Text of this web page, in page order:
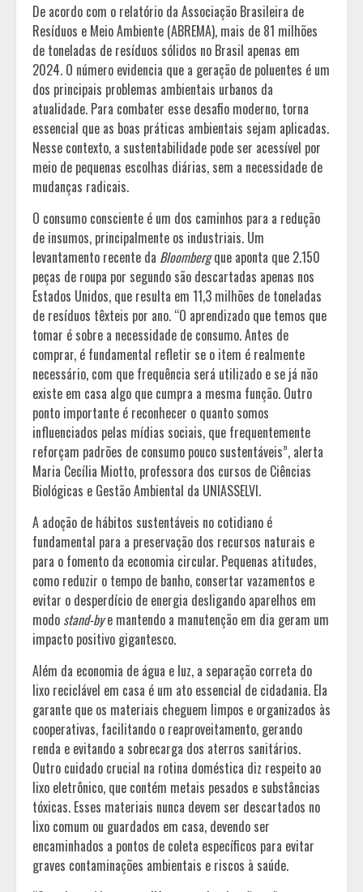
De acordo com o relatório da Associação Brasileira de
Resíduos e Meio Ambiente (ABREMA), mais de 81 milhões
de toneladas de resíduos sólidos no Brasil apenas em
2024. O número evidencia que a geração de poluentes é um
dos principais problemas ambientais urbanos da
atualidade. Para combater esse desafio moderno, torna
essencial que as boas práticas ambientais sejam aplicadas.
Nesse contexto, a sustentabilidade pode ser acessível por
meio de pequenas escolhas diárias, sem a necessidade de
mudanças radicais.
O consumo consciente é um dos caminhos para a redução
de insumos, principalmente os industriais. Um
levantamento recente da Bloombergque aponta que 2.150
peças de roupa por segundo são descartadas apenas nos
Estados Unidos, que resulta em 11,3 milhões de toneladas
de resíduos têxteis por ano. “O aprendizado que temos que
tomar é sobre a necessidade de consumo. Antes de
comprar, é fundamental refletir se o item é realmente
necessário, com que frequência será utilizado e se já não
existe em casa algo que cumpra a mesma função. Outro
ponto importante é reconhecer o quanto somos
influenciados pelas mídias sociais, que frequentemente
reforçam padrões de consumo pouco sustentáveis”, alerta
Maria Cecília Miotto, professora dos cursos de Ciências
Biológicas e Gestão Ambiental da UNIASSELVI.
A adoção de hábitos sustentáveis no cotidiano é
fundamental para a preservação dos recursos naturais e
para o fomento da economia circular. Pequenas atitudes,
como reduzir o tempo de banho, consertar vazamentos e
evitar o desperdício de energia desligando aparelhos em
modo stand-bye mantendo a manutenção em dia geram um
impacto positivo gigantesco.
Além da economia de água e luz, a separação correta do
lixo reciclável em casa é um ato essencial de cidadania. Ela
garante que os materiais cheguem limpos e organizados às
cooperativas, facilitando o reaproveitamento, gerando
renda e evitando a sobrecarga dos aterros sanitários.
Outro cuidado crucial na rotina doméstica diz respeito ao
lixo eletrônico, que contém metais pesados e substâncias
tóxicas. Esses materiais nunca devem ser descartados no
lixo comum ou guardados em casa, devendo ser
encaminhados a pontos de coleta específicos para evitar
graves contaminações ambientais e riscos à saúde.